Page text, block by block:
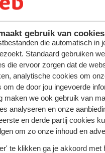
gebruik van cookies
die automatisch in
Standaard gebruiken
die ervoor zorgen dat de
analytische cookies om
de door jou ingevoerde
maken we ook gebruik van
analyseren en onze
en derde partij cookies
om zo onze inhoud en
te klikken ga je akkoord met
Rhodos - Griekenland
Turkse Riviera - Turkije